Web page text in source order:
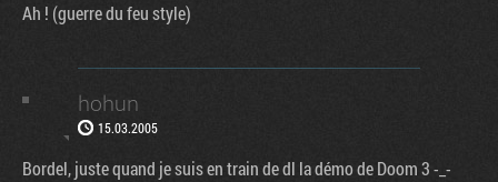
Ah ! (guerre du feu style)
hohun
15.03.2005
Bordel, juste quand je suis en train de dl la démo de Doom 3 -_-